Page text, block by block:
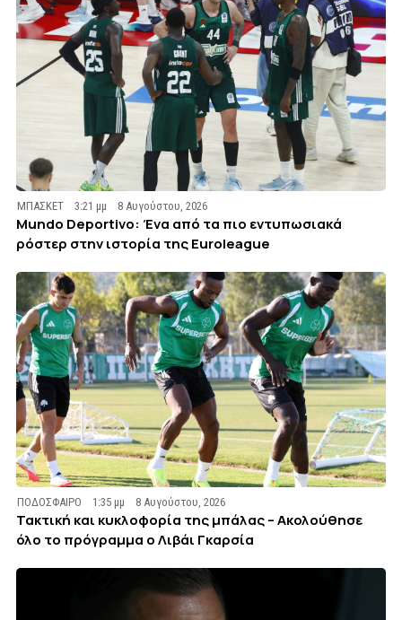
ΜΠΑΣΚΕΤ 3:21 μμ 8 Αυγούστου, 2026
Mundo Deportivo: Ένα από τα πιο εντυπωσιακά
ρόστερ στην ιστορία της Euroleague
ΠΟΔΟΣΦΑΙΡΟ 1:35 μμ 8 Αυγούστου, 2026
Τακτική και κυκλοφορία της μπάλας – Ακολούθησε
όλο το πρόγραμμα ο Λιβάι Γκαρσία